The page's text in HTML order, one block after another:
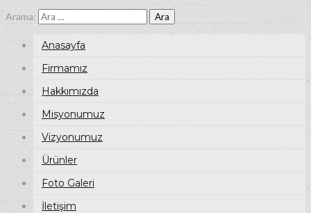
Arama:
Anasayfa
Firmamız
Hakkımızda
Misyonumuz
Vizyonumuz
Ürünler
Foto Galeri
İletişim